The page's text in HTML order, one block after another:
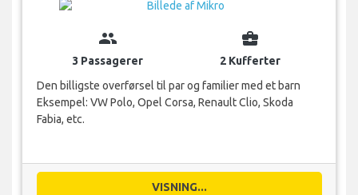
group
3 Passagerer
business_center
2 Kufferter
Den billigste overførsel til par og familier med et barn
Eksempel: VW Polo, Opel Corsa, Renault Clio, Skoda
Fabia, etc.
VISNING...